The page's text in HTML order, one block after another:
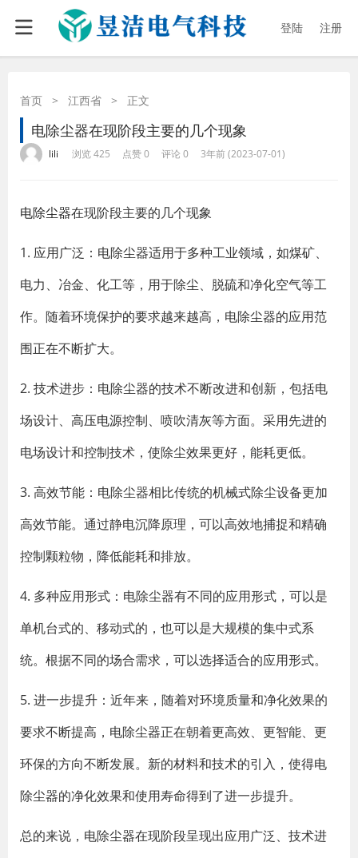
登陆 注册
首页 > 江西省 > 正文
电除尘器在现阶段主要的几个现象
lili 浏览 425 点赞 0 评论 0 3年前 (2023-07-01)
电除尘器在现阶段主要的几个现象
1. 应用广泛：电除尘器适用于多种工业领域，如煤矿、
电力、冶金、化工等，用于除尘、脱硫和净化空气等工
作。随着环境保护的要求越来越高，电除尘器的应用范
围正在不断扩大。
2. 技术进步：电除尘器的技术不断改进和创新，包括电
场设计、 高压电源控制、喷吹清灰等方面。采用先进的
电场设计和控制技术，使除尘效果更好，能耗更低。
3. 高效节能：电除尘器相比传统的机械式除尘设备更加
高效节能。通过静电沉降原理，可以高效地捕捉和精确
控制颗粒物，降低能耗和排放。
4. 多种应用形式：电除尘器有不同的应用形式，可以是
单机台式的、移动式的，也可以是大规模的集中式系
统。根据不同的场合需求，可以选择适合的应用形式。
5. 进一步提升：近年来，随着对环境质量和净化效果的
要求不断提高，电除尘器正在朝着更高效、更智能、更
环保的方向不断发展。新的材料和技术的引入，使得电
除尘器的净化效果和使用寿命得到了进一步提升。
总的来说，电除尘器在现阶段呈现出应用广泛、技术进